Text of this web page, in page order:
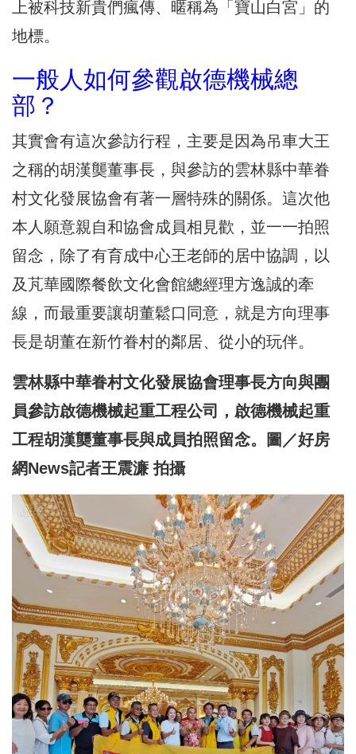
上被科技新貴們瘋傳、暱稱為「寶山白宮」的
地標。
一般人如何參觀啟德機械總
部？
其實會有這次參訪行程，主要是因為吊車大王
之稱的胡漢龑董事長，與參訪的雲林縣中華眷
村文化發展協會有著一層特殊的關係。這次他
本人願意親自和協會成員相見歡，並一一拍照
留念，除了有育成中心王老師的居中協調，以
及芃華國際餐飲文化會館總經理方逸誠的牽
線，而最重要讓胡董鬆口同意，就是方向理事
長是胡董在新竹眷村的鄰居、從小的玩伴。
雲林縣中華眷村文化發展協會理事長方向與團
員參訪啟德機械起重工程公司，啟德機械起重
工程胡漢龑董事長與成員拍照留念。圖／好房
網News記者王震濂 拍攝